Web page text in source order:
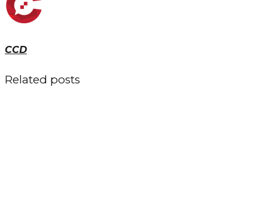
CCD
Related posts